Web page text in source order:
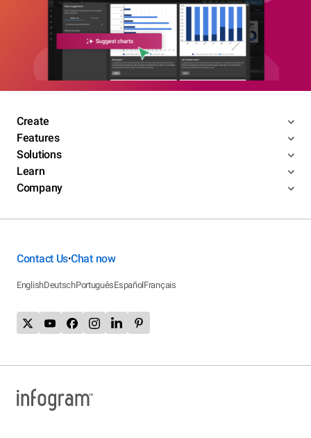
Create
Features
Solutions
Learn
Company
Contact Us•Chat now
EnglishDeutschPortuguêsEspañolFrançais